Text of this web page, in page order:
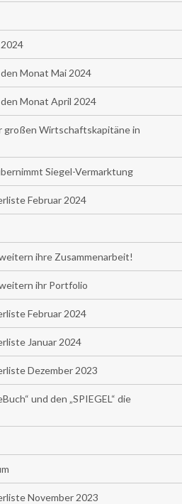
Monat Mai 2024
Monat April 2024
großen Wirtschaftskapitäne in
Siegel-Vermarktung
Februar 2024
ihre Zusammenarbeit!
ihr Portfolio
Februar 2024
Januar 2024
Dezember 2023
und den „SPIEGEL“ die
November 2023